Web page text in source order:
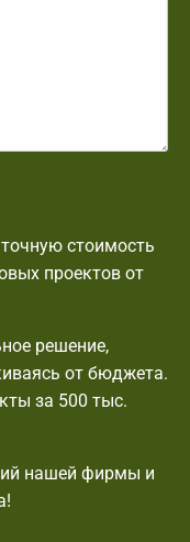
стоимость
проектов от
решение,
от бюджета.
за 500 тыс.
нашей фирмы и